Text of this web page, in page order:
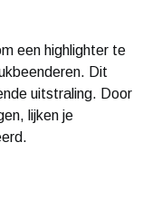
een highlighter te
Dit
uitstraling. Door
lijken je